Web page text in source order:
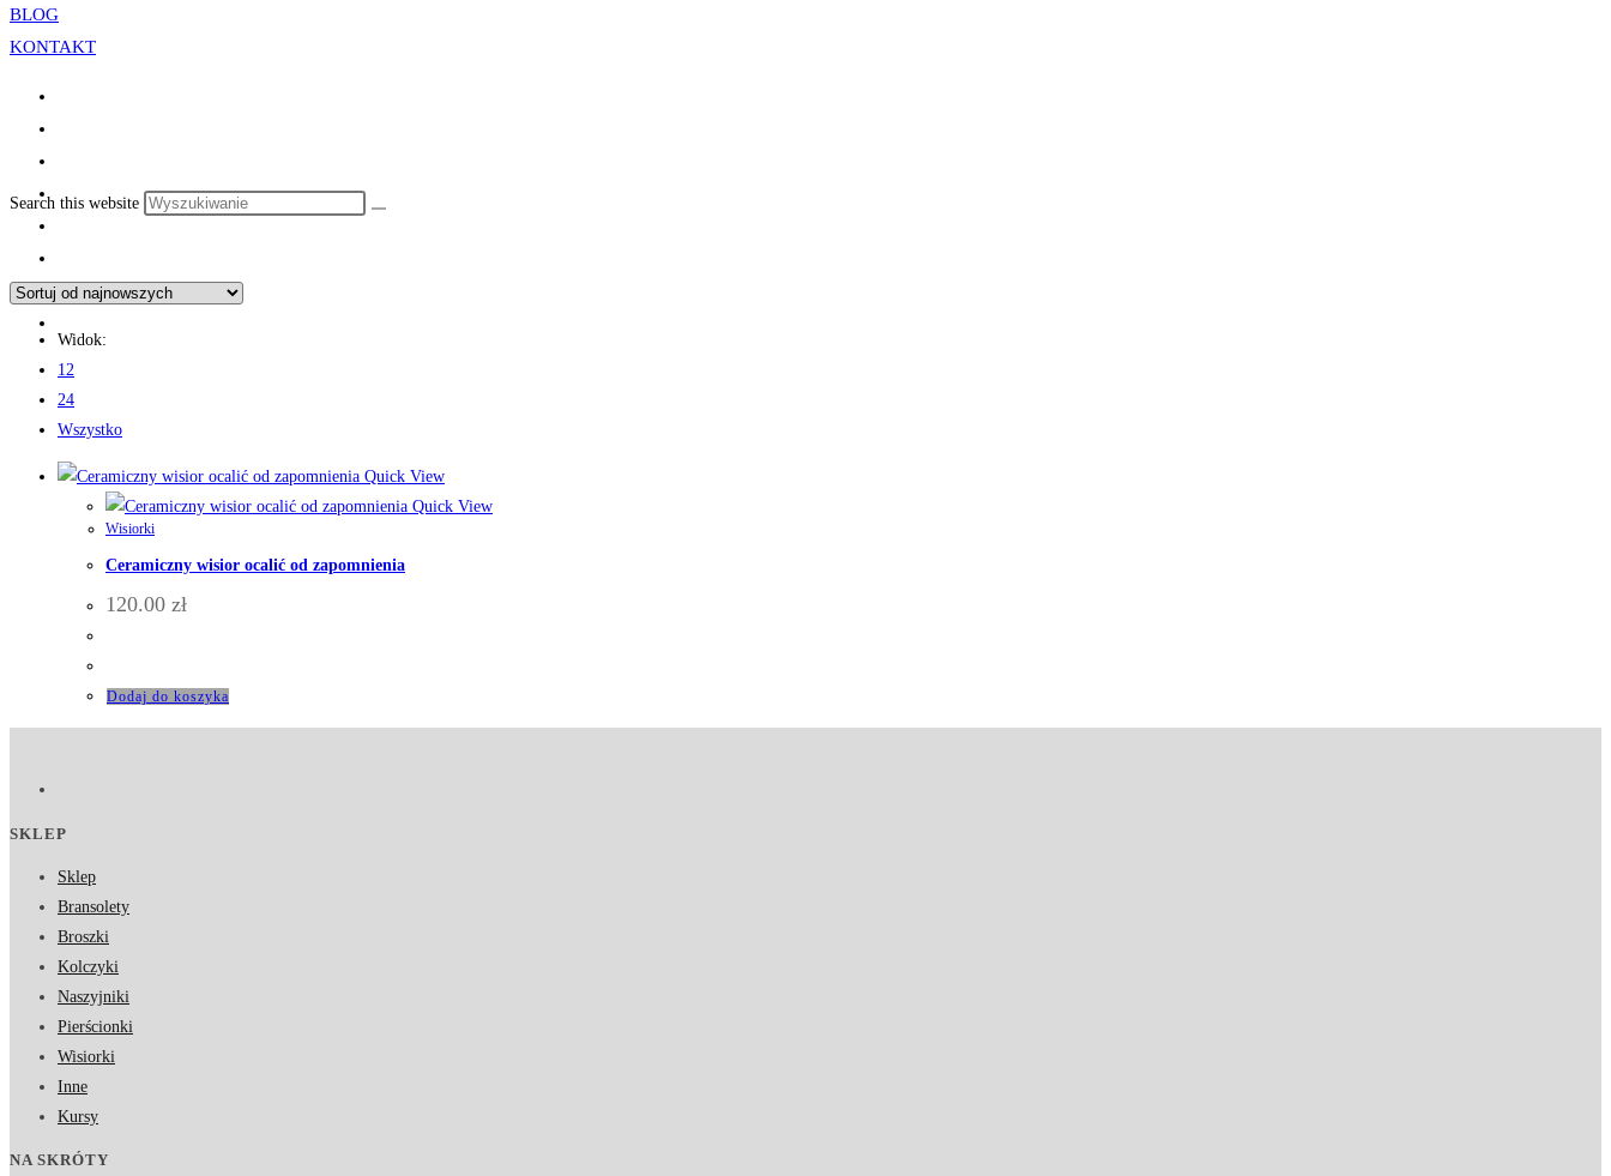
BLOG
KONTAKT
Search this website
Widok:
12
24
Wszystko
Quick View
Quick View
Wisiorki
Ceramiczny wisior ocalić od zapomnienia
120.00 zł
Dodaj do koszyka
SKLEP
Sklep
Bransolety
Broszki
Kolczyki
Naszyjniki
Pierścionki
Wisiorki
Inne
Kursy
NA SKRÓTY